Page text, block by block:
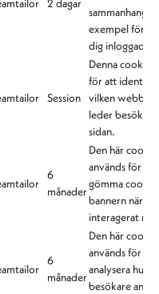
2 dagar
sammanhang
exempel för
dig inloggad
Session
Denna cookie
för att
vilken
leder
sidan.
6
månader
Den här
används för att
gömma
bannern när
interagerat
6
månader
Den här
används för att
analysera hur
besökare